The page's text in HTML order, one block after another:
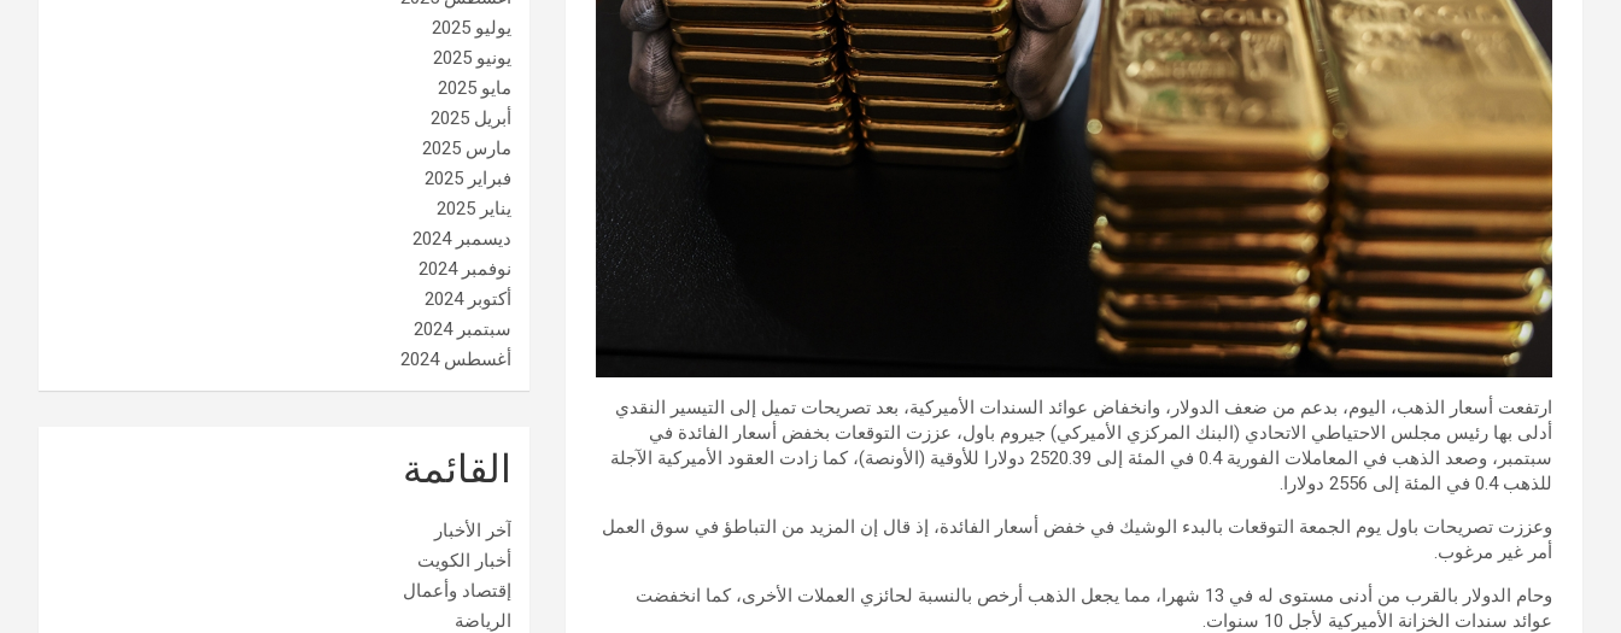
ارتفعت أسعار الذهب، اليوم، بدعم من ضعف الدولار، وانخفاض عوائد السندات الأميركية، بعد تصريحات تميل إلى التيسير النقدي
أدلى بها رئيس مجلس الاحتياطي الاتحادي (البنك المركزي الأميركي) جيروم باول، عززت التوقعات بخفض أسعار الفائدة في
سبتمبر، وصعد الذهب في المعاملات الفورية 0.4 في المئة إلى 2520.39 دولارا للأوقية (الأونصة)، كما زادت العقود الأميركية الآجلة
للذهب 0.4 في المئة إلى 2556 دولارا.
وعززت تصريحات باول يوم الجمعة التوقعات بالبدء الوشيك في خفض أسعار الفائدة، إذ قال إن المزيد من التباطؤ في سوق العمل
أمر غير مرغوب.
وحام الدولار بالقرب من أدنى مستوى له في 13 شهرا، مما يجعل الذهب أرخص بالنسبة لحائزي العملات الأخرى، كما انخفضت
عوائد سندات الخزانة الأميركية لأجل 10 سنوات.
يوليو 2025
يونيو 2025
مايو 2025
أبريل 2025
مارس 2025
فبراير 2025
يناير 2025
ديسمبر 2024
نوفمبر 2024
أكتوبر 2024
سبتمبر 2024
أغسطس 2024
القائمة
آخر الأخبار
أخبار الكويت
إقتصاد وأعمال
الرياضة